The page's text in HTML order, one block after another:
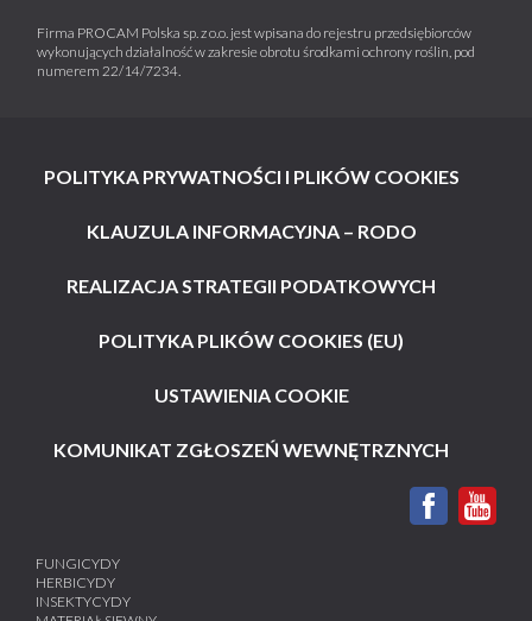
Firma PROCAM Polska sp. z o.o. jest wpisana do rejestru przedsiębiorców
wykonujących działalność w zakresie obrotu środkami ochrony roślin, pod
numerem 22/14/7234.
POLITYKA PRYWATNOŚCI I PLIKÓW COOKIES
KLAUZULA INFORMACYJNA – RODO
REALIZACJA STRATEGII PODATKOWYCH
POLITYKA PLIKÓW COOKIES (EU)
USTAWIENIA COOKIE
KOMUNIKAT ZGŁOSZEŃ WEWNĘTRZNYCH
FUNGICYDY
HERBICYDY
INSEKTYCYDY